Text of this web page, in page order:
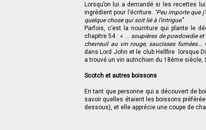
Lorsqu’on lui a demandé si les recettes
ingrédient pour l’écriture. "Peu importe que
quelque chose qui soit lié à l’intrigue."
Parfois, c’est la nourriture qui plante le
chapitre 54 : « ... soupières de powdowdie
chevreuil au vin rouge, saucisses fumées...
dans Lord John et le club Hellfire lorsque
a trouvé un vin autrichien du 18ème siècle,
Scotch et autres boissons
En tant que personne qui a découvert de
savoir quelles étaient les boissons
dessous), et elle apprécie une coupe de